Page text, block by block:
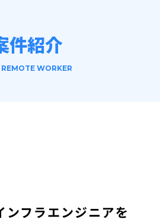
件紹介
REMOTE WORKER
ンフラエンジニアを